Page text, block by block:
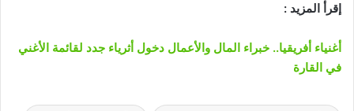
إقرأ المزيد :
أغنياء أفريقيا.. خبراء المال والأعمال دخول أثرياء جدد لقائمة الأغني
في القارة